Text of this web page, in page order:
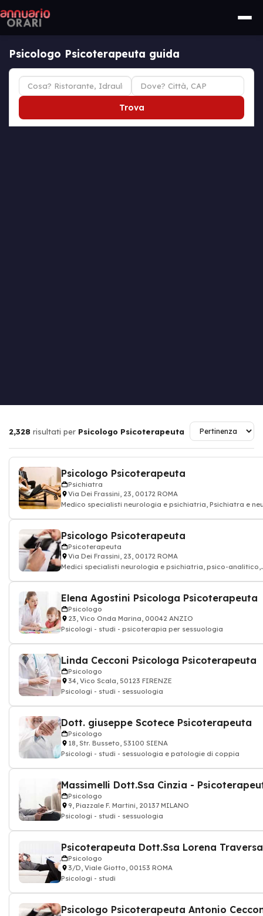
Psicologo Psicoterapeuta guida
Trova
2,328 risultati per Psicologo Psicoterapeuta
Psicologo Psicoterapeuta
Psichiatra
Via Dei Frassini, 23, 00172 ROMA
Medico specialisti neurologia e psichiatria, Psichiatra e
Psicologo Psicoterapeuta
Psicoterapeuta
Via Dei Frassini, 23, 00172 ROMA
Medici specialisti neurologia e psichiatria, psico-analitico,
Elena Agostini Psicologa Psicoterapeuta
Psicologo
23, Vico Onda Marina, 00042 ANZIO
Psicologi - studi - psicoterapia per sessuologia
Linda Cecconi Psicologa Psicoterapeuta
Psicologo
34, Vico Scala, 50123 FIRENZE
Psicologi - studi - sessuologia
Dott. giuseppe Scotece Psicoterapeuta
Psicologo
18, Str. Busseto, 53100 SIENA
Psicologi - studi - sessuologia e patologie di coppia
Massimelli Dott.Ssa Cinzia -
Psicologo
9, Piazzale F. Martini, 20137 MILANO
Psicologi - studi - sessuologia
Psicoterapeuta Dott.Ssa Lorena
Psicologo
3/D, Viale Giotto, 00153 ROMA
Psicologi - studi
Psicologo Psicoterapeuta Antonio